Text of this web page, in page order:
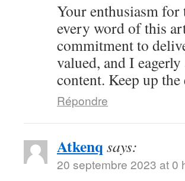
Your enthusiasm for
every word of this
commitment to
valued, and I
content. Keep up
Répondre
Atkenq says:
20 septembre 2023 at 0